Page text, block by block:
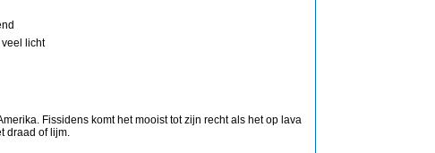
licht
Fissidens komt het mooist tot zijn recht als het op lava
draad of lijm.